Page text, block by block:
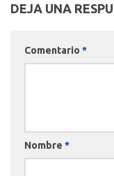
DEJA UNA
Comentario *
Nombre *